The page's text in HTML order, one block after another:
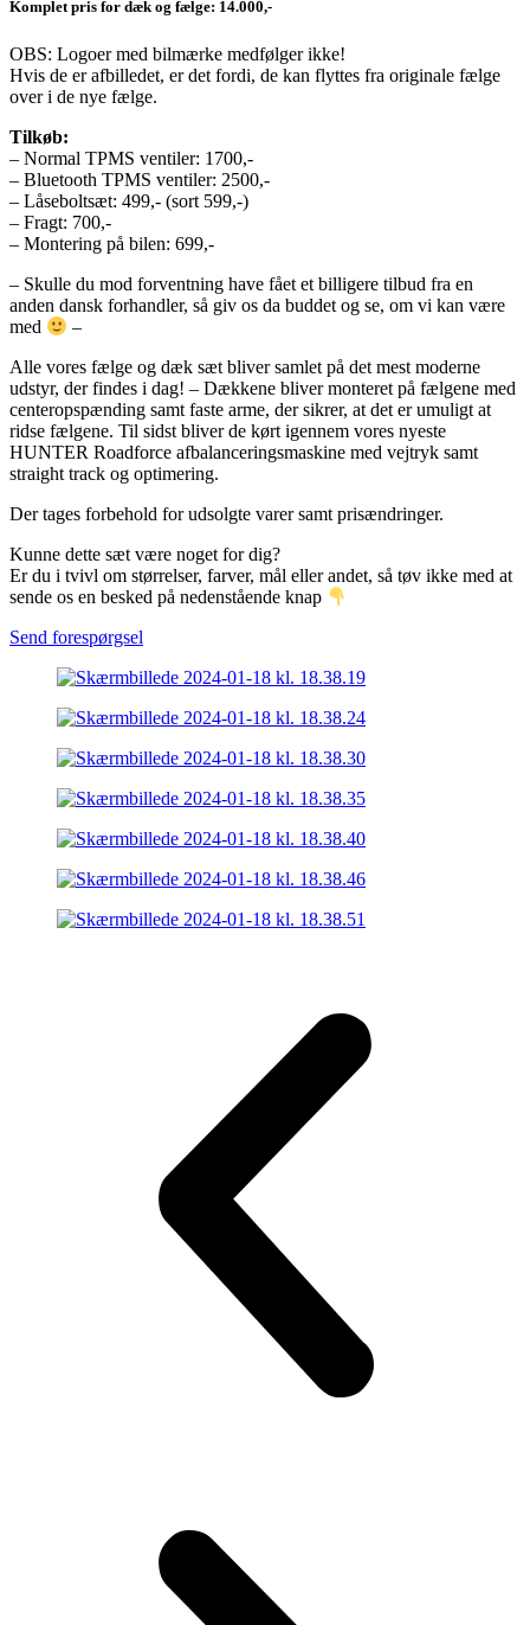
Komplet pris for dæk og fælge: 14.000,-
OBS: Logoer med bilmærke medfølger ikke!
Hvis de er afbilledet, er det fordi, de kan flyttes fra originale fælge
over i de nye fælge.
Tilkøb:
– Normal TPMS ventiler: 1700,-
– Bluetooth TPMS ventiler: 2500,-
– Låseboltsæt: 499,- (sort 599,-)
– Fragt: 700,-
– Montering på bilen: 699,-
– Skulle du mod forventning have fået et billigere tilbud fra en
anden dansk forhandler, så giv os da buddet og se, om vi kan være
med
–
Alle vores fælge og dæk sæt bliver samlet på det mest moderne
udstyr, der findes i dag! – Dækkene bliver monteret på fælgene med
centeropspænding samt faste arme, der sikrer, at det er umuligt at
ridse fælgene. Til sidst bliver de kørt igennem vores nyeste
HUNTER Roadforce afbalanceringsmaskine med vejtryk samt
straight track og optimering.
Der tages forbehold for udsolgte varer samt prisændringer.
Kunne dette sæt være noget for dig?
Er du i tvivl om størrelser, farver, mål eller andet, så tøv ikke med at
sende os en besked på nedenstående knap
Send forespørgsel